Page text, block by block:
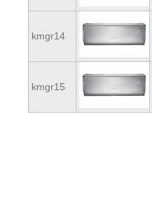
kmgr14
kmgr15